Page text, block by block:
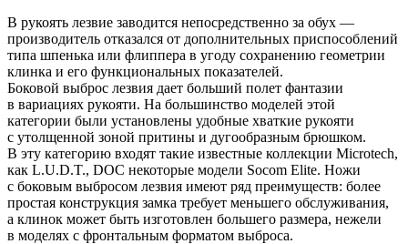
В рукоять лезвие заводится непосредственно за обух —
производитель отказался от дополнительных приспособлений
типа шпенька или флиппера в угоду сохранению геометрии
клинка и его функциональных показателей.
Боковой выброс лезвия дает больший полет фантазии
в вариациях рукояти. На большинство моделей этой
категории были установлены удобные хваткие рукояти
с утолщенной зоной притины и дугообразным брюшком.
В эту категорию входят такие известные коллекции Microtech,
как L.U.D.T., DOC некоторые модели Socom Elite. Ножи
с боковым выбросом лезвия имеют ряд преимуществ: более
простая конструкция замка требует меньшего обслуживания,
а клинок может быть изготовлен большего размера, нежели
в моделях с фронтальным форматом выброса.